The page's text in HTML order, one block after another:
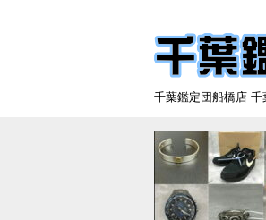
千葉鑑定団船橋店